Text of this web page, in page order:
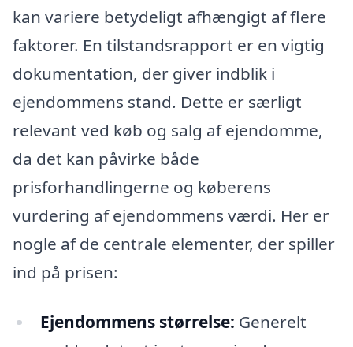
kan variere betydeligt afhængigt af flere
faktorer. En tilstandsrapport er en vigtig
dokumentation, der giver indblik i
ejendommens stand. Dette er særligt
relevant ved køb og salg af ejendomme,
da det kan påvirke både
prisforhandlingerne og køberens
vurdering af ejendommens værdi. Her er
nogle af de centrale elementer, der spiller
ind på prisen:
Ejendommens størrelse: Generelt